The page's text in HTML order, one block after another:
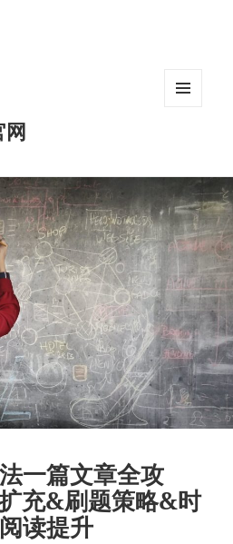
一篇文章全攻
充&刷题策略&时
读提升